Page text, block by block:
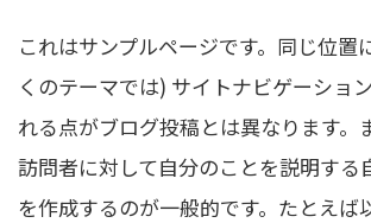
これはサンプルページです。同じ位置
くのテーマでは) サイトナビゲーショ
れる点がブログ投稿とは異なります。
訪問者に対して自分のことを説明する
を作成するのが一般的です。たとえば